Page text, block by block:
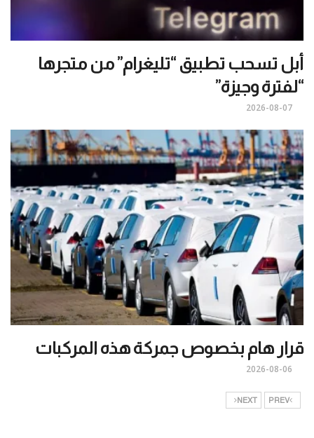
أبل تسحب تطبيق “تليغرام” من متجرها
“لفترة وجيزة”
2026-08-07
قرار هام بخصوص جمركة هذه المركبات
2026-08-06
PREV
NEXT